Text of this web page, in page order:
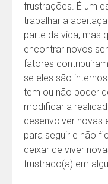
frustrações. É um
trabalhar a
parte da vida, mas
encontrar novos
fatores
se eles são
tem ou não poder
modificar a
desenvolver novas
para seguir e não
deixar de viver
frustrado(a) em